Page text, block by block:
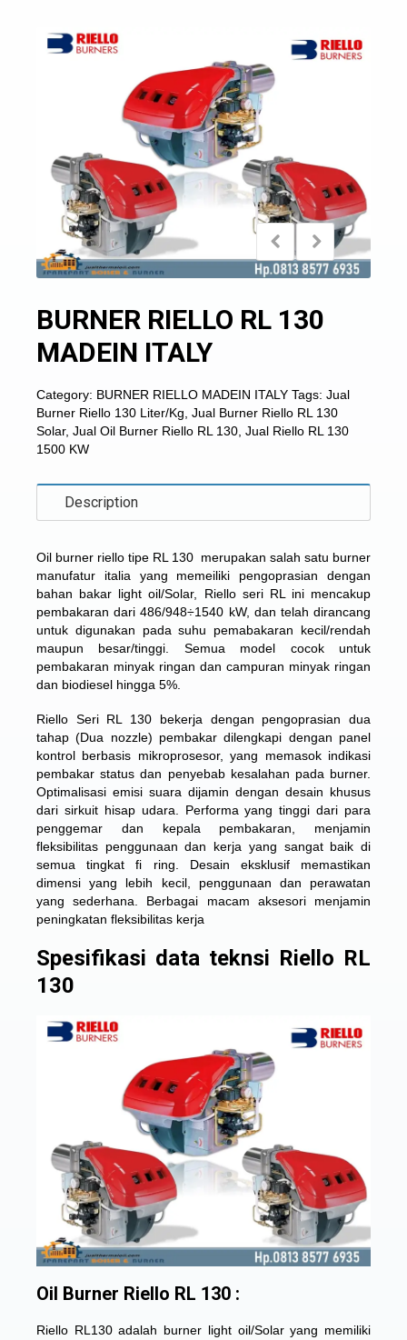
BURNER RIELLO RL 130
MADEIN ITALY
Category: BURNER RIELLO MADEIN ITALY Tags: Jual
Burner Riello 130 Liter/Kg Jual Burner Riello RL 130
Solar, Jual Oil Burner Riello RL 130 Jual Riello RL 130
1500 KW
Description
Oil burner riello tipe RL 130 merupakan salah satu burner
manufatur italia yang memeiliki pengoprasian dengan
bahan bakar light oil/Solar, Riello seri RL ini mencakup
pembakaran dari 486/948÷1540 kW, dan telah dirancang
untuk digunakan pada suhu pemabakaran kecil/rendah
maupun besar/tinggi. Semua model cocok untuk
pembakaran minyak ringan dan campuran minyak ringan
dan biodiesel hingga 5%.
Riello Seri RL 130 bekerja dengan pengoprasian dua
tahap (Dua nozzle) pembakar dilengkapi dengan panel
kontrol berbasis mikroprosesor, yang memasok indikasi
pembakar status dan penyebab kesalahan pada burner.
Optimalisasi emisi suara dijamin dengan desain khusus
dari sirkuit hisap udara. Performa yang tinggi dari para
penggemar dan kepala pembakaran, menjamin
fleksibilitas penggunaan dan kerja yang sangat baik di
semua tingkat fi ring. Desain eksklusif memastikan
dimensi yang lebih kecil, penggunaan dan perawatan
yang sederhana. Berbagai macam aksesori menjamin
peningkatan fleksibilitas kerja
Spesifikasi data teknsi Riello RL
130
Oil Burner Riello RL 130 :
Riello RL130 adalah burner light oil/Solar yang memiliki